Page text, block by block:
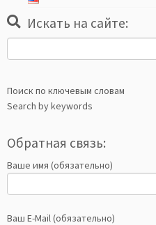
Искать на сайте:
Поиск по ключевым словам
Search by keywords
Обратная связь:
Ваше имя (обязательно)
Ваш E-Mail (обязательно)